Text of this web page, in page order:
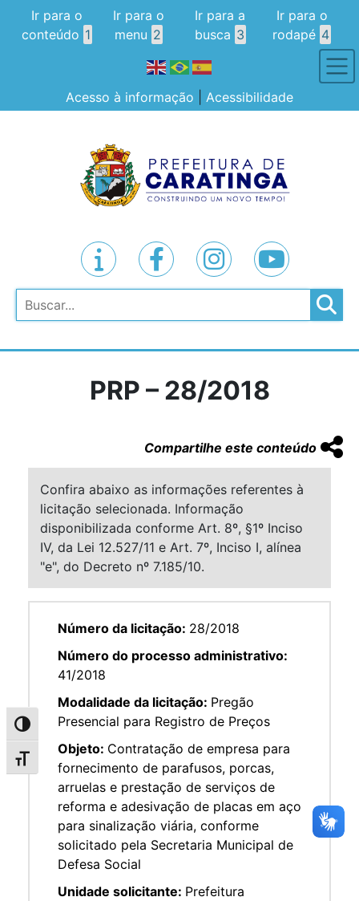
Alternar alto contraste
Alternar tamanho da fonte
Ir para o
conteúdo 1
Ir para o
menu 2
Ir para a
busca 3
Ir para o
rodapé 4
Acesso à informação Acessibilidade
Pesquisar
PRP – 28/2018
Compartilhe este conteúdo
Confira abaixo as informações referentes à
licitação selecionada. Informação
disponibilizada conforme Art. 8º, §1º Inciso
IV, da Lei 12.527/11 e Art. 7º, Inciso I, alínea
"e", do Decreto nº 7.185/10.
Número da licitação: 28/2018
Número do processo administrativo:
41/2018
Modalidade da licitação: Pregão
Presencial para Registro de Preços
Objeto: Contratação de empresa para
fornecimento de parafusos, porcas,
arruelas e prestação de serviços de
reforma e adesivação de placas em aço
para sinalização viária, conforme
solicitado pela Secretaria Municipal de
Defesa Social
Unidade solicitante: Prefeitura